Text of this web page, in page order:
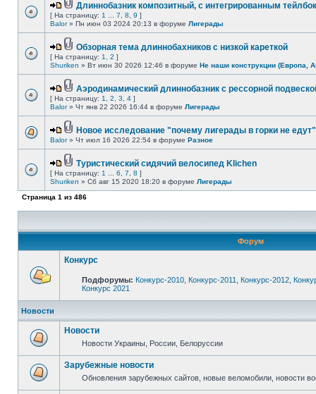
Длиннобазник композитный, с интегрированным
[ На страницу: 1 7 8 9 ]
Balor» Пн июн 03 2024 20:13 в форуме Лигерады
Обзорная тема длиннобахников с низкой кареткой
[ На страницу: 1 2 ]
Shuriken » Вт июн 30 2026 12:46 в форуме Не наши конструкции (Европа,
Аэродинамический длиннобазник с рессорной
[ На страницу: 1 2 3 4 ]
Balor» Чт янв 22 2026 16:44 в форуме Лигерады
Новое исследование "почему лигерады в горки не
Balor» Чт июл 16 2026 22:54 в форуме Разное
Туристический сидячий велосипед Klichen
[ На страницу: 1 6 7 8 ]
Shuriken » Сб авг 15 2020 18:20 в форуме Лигерады
Страница 1 из 486
Форум
Конкурс
Подфорумы: Конкурс-2010 Конкурс-2011 Конкурс-2012
Конкурс 2021
Новости
Новости
Новости Украины, России, Белоруссии
Зарубежные новости
Обновления зарубежных сайтов, новые веломобили, новости